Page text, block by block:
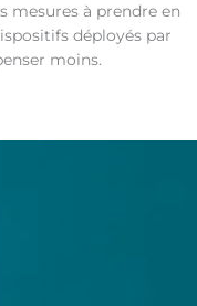
me­sures à prendre en
dé­ployés par
moins.